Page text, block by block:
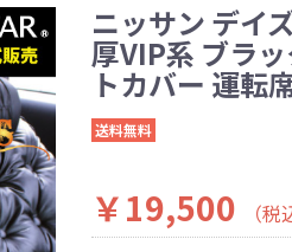
ニッサン デイ
厚VIP系 ブラ
トカバー 運転
送料無料
￥19,500
（税